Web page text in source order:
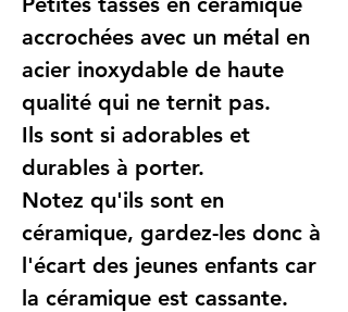
accrochées avec un métal en
acier inoxydable de haute
qualité qui ne ternit pas.
Ils sont si adorables et
durables à porter.
Notez qu'ils sont en
céramique, gardez-les donc à
l'écart des jeunes enfants car
la céramique est cassante.